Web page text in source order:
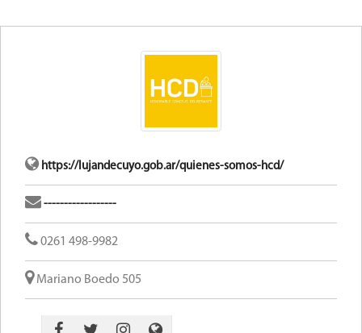
https://lujandecuyo.gob.ar/quienes-somos-hcd/
------------------
0261 498-9982
Mariano Boedo 505